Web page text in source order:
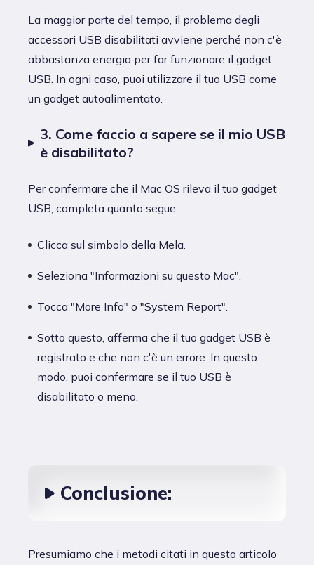
La maggior parte del tempo, il problema degli
accessori USB disabilitati avviene perché non c'è
abbastanza energia per far funzionare il gadget
USB. In ogni caso, puoi utilizzare il tuo USB come
un gadget autoalimentato.
3. Come faccio a sapere se il mio USB
è disabilitato?
Per confermare che il Mac OS rileva il tuo gadget
USB, completa quanto segue:
Clicca sul simbolo della Mela.
Seleziona "Informazioni su questo Mac".
Tocca "More Info" o "System Report".
Sotto questo, afferma che il tuo gadget USB è
registrato e che non c'è un errore. In questo
modo, puoi confermare se il tuo USB è
disabilitato o meno.
Conclusione:
Presumiamo che i metodi citati in questo articolo